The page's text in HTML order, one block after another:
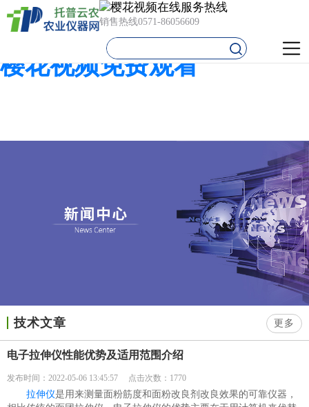
樱花视频在线,樱花视频在线
免费观看,樱花视频污下载,
樱花视频免费观看
销售热线0571-86056609
技术文章 更多
电子拉伸仪性能优势及适用范围介绍
发布时间：2022-05-06 13:45:57 点击次数：1770
拉伸仪是用来测量面粉筋度和面粉改良剂改良效果的可靠仪器，